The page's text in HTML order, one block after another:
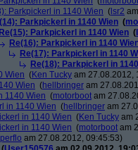
Parkpickerl in 1140 Wien ( lsr2
Parkpickerl in 1140 Wien (
Re(15): Parkpickerl in 1140 Wien (
Re(16): Parkpickerl in 1140
Re(17): Parkpickerl in 1140
Re(18): Parkpickerl in
Wien (Ken Tucky am 27.08.2012,
Wien (hellbringer am
1140 Wien (motorboot am
in 1140 Wien (hellbringer am
in 1140 Wien (Ken Tucky am
in 1140 Wien (motorboot am
am 27.08.2012, 09:45:53)